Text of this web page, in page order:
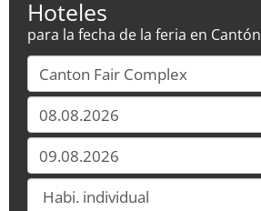
Hoteles
para la fecha de la feria en Cantón